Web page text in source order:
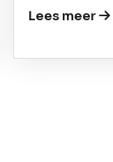
Lees meer